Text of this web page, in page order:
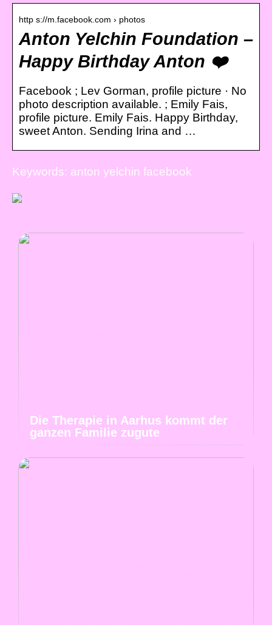
http s://m.facebook.com › photos
Anton Yelchin Foundation –
Happy Birthday Anton ❤️
Facebook ; Lev Gorman, profile picture · No
photo description available. ; Emily Fais,
profile picture. Emily Fais. Happy Birthday,
sweet Anton. Sending Irina and …
Keywords: anton yelchin facebook
Die Therapie in Aarhus kommt der
ganzen Familie zugute